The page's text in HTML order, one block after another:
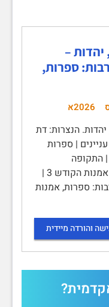
–
ותרבות: ספרות,
2026א
הנצרות: דת
| ספרות
נוצרית 1 | התקופה האקסומית 1 | התקופה
הסלומונית 2 | תקופת גונדאר 3 | אמנות הקודש 3 |
נצרות ותרבות: ספרות, אמנות
והורדה מיידית